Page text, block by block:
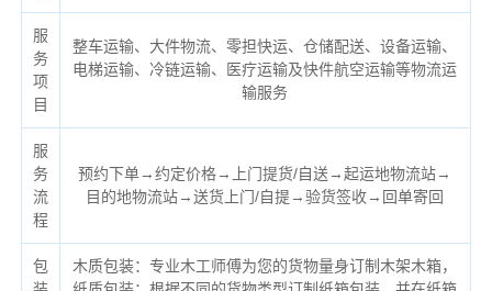
服
务
项
目
整车运输、大件物流、零担快运、仓储配送、设备运输、
电梯运输、冷链运输、医疗运输及快件航空运输等物流运
输服务
服
务
流
程
预约下单→约定价格→上门提货/自送→起运地物流站→
目的地物流站→送货上门/自提→验货签收→回单寄回
包
木质包装：专业木工师傅为您的货物量身订制木架木箱，